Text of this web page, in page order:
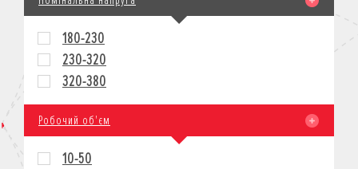
180-230
230-320
320-380
Робочий об'єм
10-50